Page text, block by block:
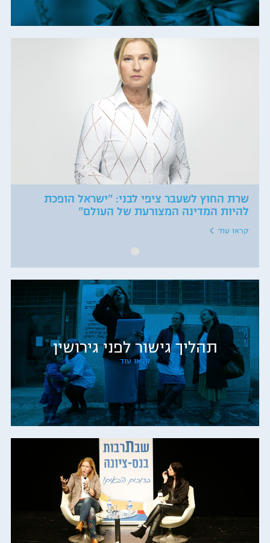
שרת החוץ לשעבר ציפי לבני: "ישראל הופכת
להיות המדינה המצורעת של העולם"
קראו עוד
תהליך גישור לפני גירושין
קראו עוד